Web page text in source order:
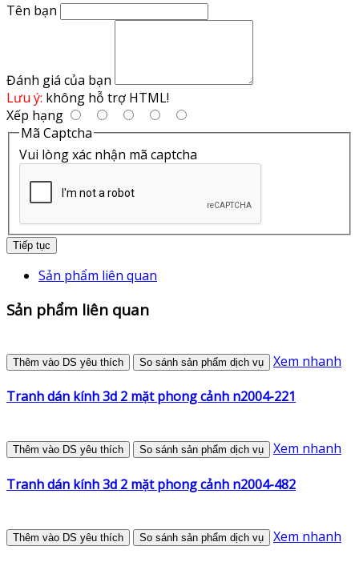
Tên bạn
Đánh giá của bạn
Lưu ý: không hỗ trợ HTML!
Xếp hạng
Mã Captcha
Vui lòng xác nhận mã captcha
Tiếp tục
Sản phẩm liên quan
Sản phẩm liên quan
Thêm vào DS yêu thích So sánh sản phẩm dịch vụ Xem nhanh
Tranh dán kính 3d 2 mặt phong cảnh n2004-221
Thêm vào DS yêu thích So sánh sản phẩm dịch vụ Xem nhanh
Tranh dán kính 3d 2 mặt phong cảnh n2004-482
Thêm vào DS yêu thích So sánh sản phẩm dịch vụ Xem nhanh